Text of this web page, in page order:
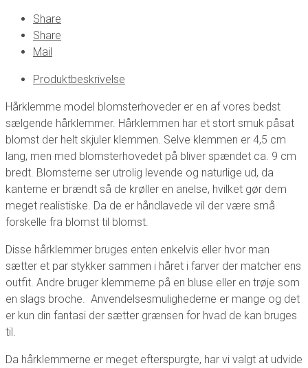
Share
Share
Mail
Produktbeskrivelse
Hårklemme model blomsterhoveder er en af vores bedst
sælgende hårklemmer. Hårklemmen har et stort smuk påsat
blomst der helt skjuler klemmen. Selve klemmen er 4,5 cm
lang, men med blomsterhovedet på bliver spændet ca. 9 cm
bredt. Blomsterne ser utrolig levende og naturlige ud, da
kanterne er brændt så de krøller en anelse, hvilket gør dem
meget realistiske. Da de er håndlavede vil der være små
forskelle fra blomst til blomst.
Disse hårklemmer bruges enten enkelvis eller hvor man
sætter et par stykker sammen i håret i farver der matcher ens
outfit. Andre bruger klemmerne på en bluse eller en trøje som
en slags broche. Anvendelsesmulighederne er mange og det
er kun din fantasi der sætter grænsen for hvad de kan bruges
til.
Da hårklemmerne er meget efterspurgte, har vi valgt at udvide